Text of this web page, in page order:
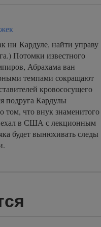
ни Кардуле, найти управу
Потомки известного
Абрахама ван
темпами сокращают
кровососущего
подруга Кардулы
том, что внук знаменитого
в США с лекционным
будет вынюхивать следы